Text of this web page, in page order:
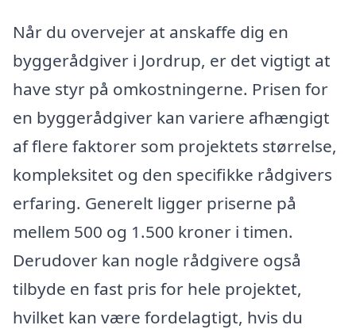
Når du overvejer at anskaffe dig en
byggerådgiver i Jordrup, er det vigtigt at
have styr på omkostningerne. Prisen for
en byggerådgiver kan variere afhængigt
af flere faktorer som projektets størrelse,
kompleksitet og den specifikke rådgivers
erfaring. Generelt ligger priserne på
mellem 500 og 1.500 kroner i timen.
Derudover kan nogle rådgivere også
tilbyde en fast pris for hele projektet,
hvilket kan være fordelagtigt, hvis du